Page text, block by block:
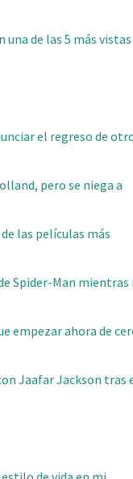
de las 5 más vistas
el regreso de
pero se niega a
las películas más
Spider-Man mientras
empezar ahora de
Jaafar Jackson tras